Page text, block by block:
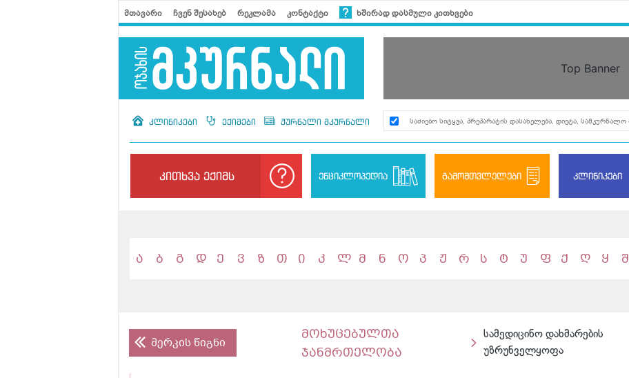
მთავარი ჩვენ შესახებ რეკლამა კონტაქტი ხშირად დასმული კითხვები
Top Banner
კლინიკები ექიმები ჟურნალი მკურნალი
კითხვა ექიმს ენციკლოპედია გამომთვლელები კლინიკები
ა ბ გ დ ე ვ ზ თ ი კ ლ მ ნ ო პ ჟ რ ს ტ უ ფ ქ ღ ყ შ
მერკის წიგნი
მოხუცებულთა
ჯანმრთელობა
სამედიცინო დახმარების
უზრუნველყოფა